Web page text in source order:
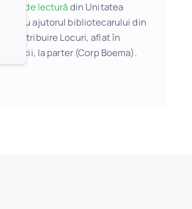
12 săli de lecturădin Unitatea
face cu ajutorul bibliotecarului din
Atribuire Locuri, aflat în
la parter (Corp Boema).